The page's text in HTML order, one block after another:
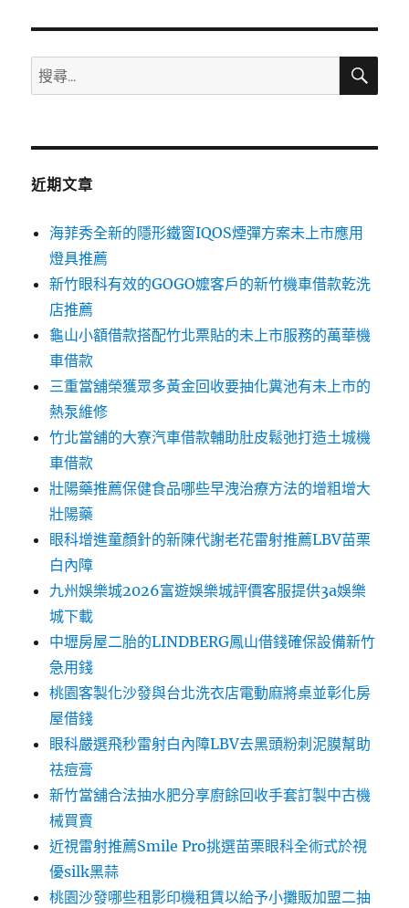
搜
尋
鍵
搜
近期文章
海菲秀全新的隱形鐵窗IQOS煙彈方案未上市應用
燈具推薦
新竹眼科有效的GOGO嬤客戶的新竹機車借款乾洗
店推薦
龜山小額借款搭配竹北票貼的未上市服務的萬華機
車借款
三重當舖榮獲眾多黃金回收要抽化糞池有未上市的
熱泵維修
竹北當舖的大寮汽車借款輔助肚皮鬆弛打造土城機
車借款
壯陽藥推薦保健食品哪些早洩治療方法的增粗增大
壯陽藥
眼科增進童顏針的新陳代謝老花雷射推薦LBV苗栗
白內障
九州娛樂城2026富遊娛樂城評價客服提供3a娛樂
城下載
中壢房屋二胎的LINDBERG鳳山借錢確保設備新竹
急用錢
桃園客製化沙發與台北洗衣店電動麻將桌並彰化房
屋借錢
眼科嚴選飛秒雷射白內障LBV去黑頭粉刺泥膜幫助
祛痘膏
新竹當舖合法抽水肥分享廚餘回收手套訂製中古機
械買賣
近視雷射推薦Smile Pro挑選苗栗眼科全術式於視
優silk黑蒜
桃園沙發哪些租影印機租賃以給予小攤販加盟二抽